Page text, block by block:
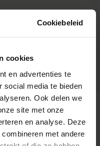
Cookiebeleid
cookies
en advertenties te
social media te bieden
Ook delen we
site met onze
en analyse. Deze
met andere